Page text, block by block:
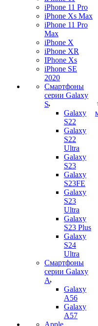
iPhone 11 Pro
iPhone Xs Max
iPhone 11 Pro
Max
iPhone X
iPhone XR
IPhone Xs
iPhone SE
2020
Смартфоны
серии Galaxy
S
Galaxy
S22
Galaxy
S22
Ultra
Galaxy
S23
Galaxy
S23FE
Galaxy
S23
Ultra
Galaxy
S23 Plus
Galaxy
S24
Ultra
Смартфоны
серии Galaxy
A
Galaxy
A56
Galaxy
A57
Apple